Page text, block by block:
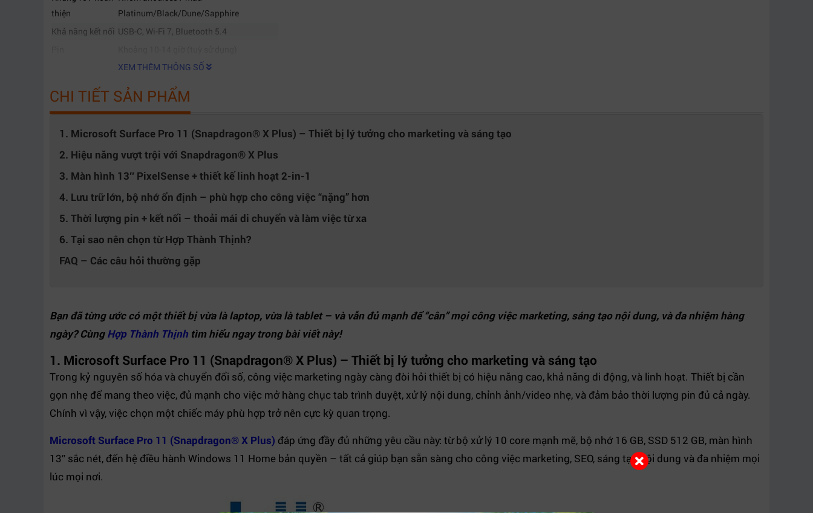
thiện
Platinum/Black/Dune/Sapphire
Khả năng kết nối USB-C, Wi-Fi 7, Bluetooth 5.4
XEM THÊM THÔNG SỐ
CHI TIẾT SẢN PHẨM
1. Microsoft Surface Pro 11 (Snapdragon® X Plus) – Thiết bị lý tưởng cho marketing và sáng tạo
2. Hiệu năng vượt trội với Snapdragon® X Plus
3. Màn hình 13″ PixelSense + thiết kế linh hoạt 2-in-1
4. Lưu trữ lớn, bộ nhớ ổn định – phù hợp cho công việc “nặng” hơn
5. Thời lượng pin + kết nối – thoải mái di chuyển và làm việc từ xa
6. Tại sao nên chọn từ Hợp Thành Thịnh?
FAQ – Các câu hỏi thường gặp
Bạn đã từng ước có một thiết bị vừa là laptop, vừa là tablet – và vẫn đủ mạnh để “cân” mọi công việc marketing, sáng tạo nội dung, và đa nhiệm hàng
ngày? CùngHợp Thành Thịnh tìm hiểu ngay trong bài viết này!
1. Microsoft Surface Pro 11 (Snapdragon® X Plus) – Thiết bị lý tưởng cho marketing và sáng tạo
Trong kỷ nguyên số hóa và chuyển đổi số, công việc marketing ngày càng đòi hỏi thiết bị có hiệu năng cao, khả năng di động, và linh hoạt. Thiết bị cần
gọn nhẹ để mang theo việc, đủ mạnh cho việc mở hàng chục tab trình duyệt, xử lý nội dung, chỉnh ảnh/video nhẹ, và đảm bảo thời lượng pin đủ cả ngày.
Chính vì vậy, việc chọn một chiếc máy phù hợp trở nên cực kỳ quan trọng.
Microsoft Surface Pro 11 (Snapdragon® X Plus) đáp ứng đầy đủ những yêu cầu này: từ bộ xử lý 10 core mạnh mẽ, bộ nhớ 16 GB, SSD 512 GB, màn hình
13″ sắc nét, đến hệ điều hành Windows 11 Home bản quyền – tất cả giúp bạn sẵn sàng cho công việc marketing, SEO, sáng tạo nội dung và đa nhiệm mọi
lúc mọi nơi.